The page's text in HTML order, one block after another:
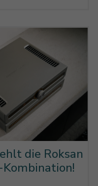
die Roksan